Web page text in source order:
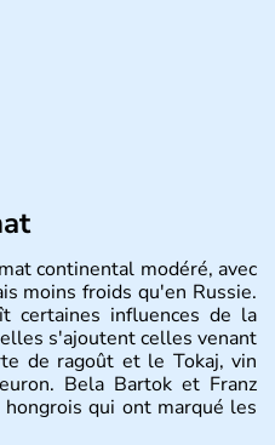
continental modéré, avec
moins froids qu'en Russie.
certaines influences de la
s'ajoutent celles venant
de ragoût et le Tokaj, vin
Bela Bartok et Franz
qui ont marqué les